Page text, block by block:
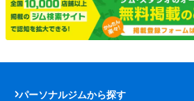
パーソナルジムから探す